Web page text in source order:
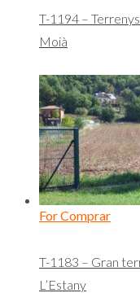
T-1194 –
Moià
For Comprar
T-1183 – Gran
L’Estany